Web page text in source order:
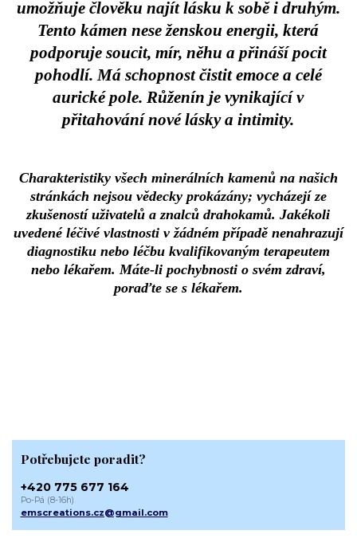
umožňuje člověku najít lásku k sobě i druhým.
Tento kámen nese ženskou energii, která
podporuje soucit, mír, něhu a přináší pocit
pohodlí. Má schopnost čistit emoce a celé
aurické pole. Růženín je vynikající v
přitahování nové lásky a intimity.
Charakteristiky všech minerálních kamenů na našich
stránkách nejsou vědecky prokázány; vycházejí ze
zkušeností uživatelů a znalců drahokamů. Jakékoli
uvedené léčivé vlastnosti v žádném případě nenahrazují
diagnostiku nebo léčbu kvalifikovaným terapeutem
nebo lékařem. Máte-li pochybnosti o svém zdraví,
poraďte se s lékařem.
Potřebujete poradit?
+420 775 677 164
Po-Pá (8-16h)
emscreations.cz@gmail.com